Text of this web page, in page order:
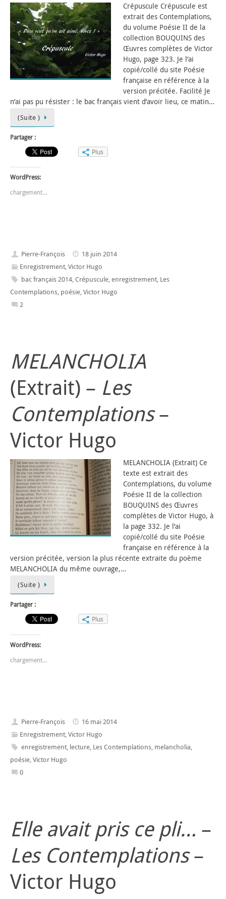
Crépuscule Crépuscule est
extrait des Contemplations,
du volume Poésie II de la
collection BOUQUINS des
Œuvres complètes de Victor
Hugo, page 323. Je l’ai
copié/collé du site Poésie
française en référence à la
version précitée. Facilité Je
n’ai pas pu résister : le bac français vient d’avoir lieu, ce matin…
(Suite )
Partager :
Plus
WordPress:
chargement…
Pierre-François
18 juin 2014
Enregistrement,Victor Hugo
bac français 2014,Crépuscule,enregistrement, Les
Contemplations, poésie,Victor Hugo
2
MELANCHOLIA
(Extrait) – Les
Contemplations–
Victor Hugo
MELANCHOLIA (Extrait) Ce
texte est extrait des
Contemplations, du volume
Poésie II de la collection
BOUQUINS des Œuvres
complètes de Victor Hugo, à
la page 332. Je l’ai
copié/collé du site Poésie
française en référence à la
version précitée, version la plus récente extraite du poème
MELANCHOLIA du même ouvrage,…
(Suite )
Partager :
Plus
WordPress:
chargement…
Pierre-François
16 mai 2014
Enregistrement,Victor Hugo
enregistrement, lecture, Les Contemplations, melancholia,
poésie,Victor Hugo
0
Elle avait pris ce pli… –
Les Contemplations–
Victor Hugo